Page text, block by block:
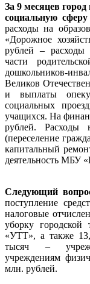
За 9 месяцев
социальную
расходы на
«Дорожное
рублей – расходы
части
дошкольников-
Великов
и выплаты
социальных
учащихся. На
рублей.
(переселение
капитальный
деятельность МБУ
Следующий
поступление
налоговые
уборку
«УТТ», а также
тысяч –
учреждениям
млн. рублей.